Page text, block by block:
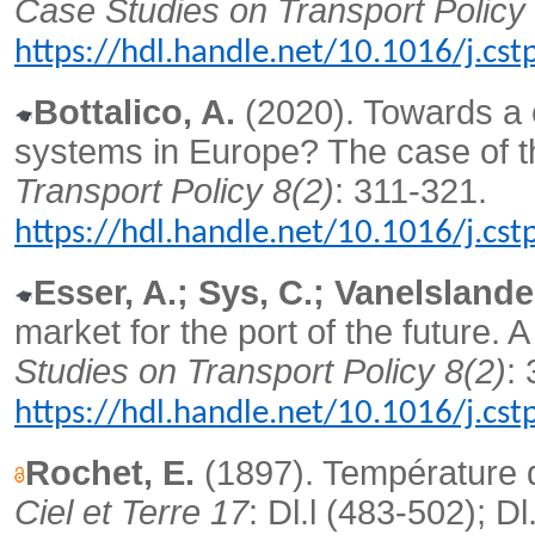
Case Studies on Transport Policy
https://hdl.handle.net/10.1016/
Bottalico, A. (2020). Towards
systems in Europe? The case of
Transport Policy 8(2): 311-321.
https://hdl.handle.net/10.1016/
Esser, A.; Sys, C.;
market for the port of the future.
Studies on Transport Policy 8(2):
https://hdl.handle.net/10.1016/
Rochet, E. (1897).
Ciel et Terre 17: Dl.l (483-502);